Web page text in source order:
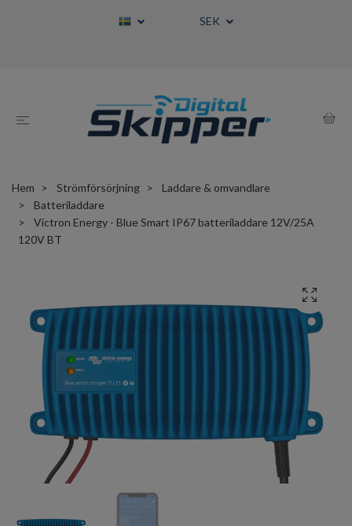
SEK
Hem Strömförsörjning
Laddare & omvandlare
Batteriladdare
Victron Energy - Blue Smart IP67 batteriladdare 12V/25A
120V BT